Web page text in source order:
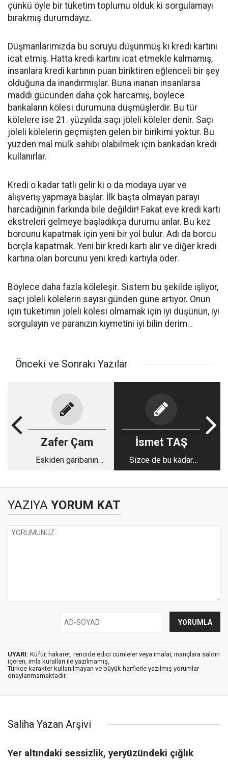
çünkü öyle bir tüketim toplumu olduk ki sorgulamayı
bırakmış durumdayız.
Düşmanlarımızda bu soruyu düşünmüş ki kredi kartını
icat etmiş. Hatta kredi kartını icat etmekle kalmamış,
insanlara kredi kartının puan biriktiren eğlenceli bir şey
olduğuna da inandırmışlar. Buna inanan insanlarsa
maddi gücünden daha çok harcamış, böylece
bankaların kölesi durumuna düşmüşlerdir. Bu tür
kölelere ise 21. yüzyılda saçı jöleli köleler denir. Saçı
jöleli kölelerin geçmişten gelen bir birikimi yoktur. Bu
yüzden mal mülk sahibi olabilmek için bankadan kredi
kullanırlar.
Kredi o kadar tatlı gelir ki o da modaya uyar ve
alışveriş yapmaya başlar. İlk başta olmayan parayı
harcadığının farkında bile değildir! Fakat eve kredi kartı
ekstreleri gelmeye başladıkça durumu anlar. Bu kez
borcunu kapatmak için yeni bir yol bulur. Adı da borcu
borçla kapatmak. Yeni bir kredi kartı alır ve diğer kredi
kartına olan borcunu yeni kredi kartıyla öder.
Böylece daha fazla köleleşir. Sistem bu şekilde işliyor,
saçı jöleli kölelerin sayısı günden güne artıyor. Onun
için tüketimin jöleli kölesi olmamak için iyi düşünün, iyi
sorgulayın ve paranızın kıymetini iyi bilin derim…
Önceki ve Sonraki Yazılar
Zafer Çam
Eskiden garibanın
İsmet TAŞ
Sizce de bu kadar
“yüzsüzlük” fazla
YAZIYA YORUM KAT
UYARI: Küfür, hakaret, rencide edici cümleler veya imalar, inançlara saldırı
içeren, imla kuralları ile yazılmamış,
Türkçe karakter kullanılmayan ve büyük harflerle yazılmış yorumlar
onaylanmamaktadır.
Saliha Yazan Arşivi
Yer altındaki sessizlik, yeryüzündeki çığlık